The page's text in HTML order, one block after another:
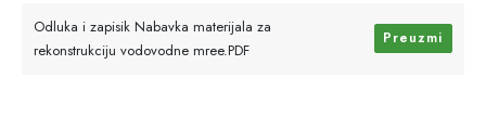
Odluka i zapisik Nabavka materijala za
rekonstrukciju vodovodne mree.PDF
Preuzmi